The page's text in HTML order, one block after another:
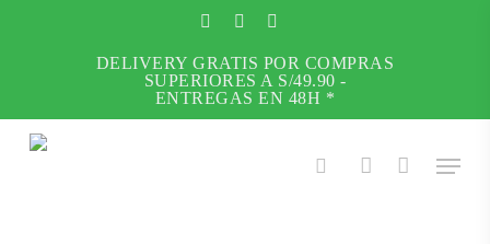
DELIVERY GRATIS POR COMPRAS
SUPERIORES A S/49.90 -
ENTREGAS EN 48H *
searchaccount
Menu